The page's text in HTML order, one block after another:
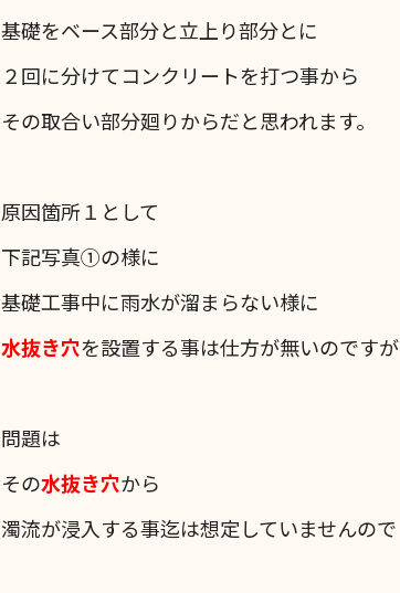
基礎をベース部分と立上り部分とに
２回に分けてコンクリートを打つ事から
その取合い部分廻りからだと思われます。
原因箇所１として
下記写真①の様に
基礎工事中に雨水が溜まらない様に
水抜き穴を設置する事は仕方が無いのですが
問題は
その水抜き穴から
濁流が浸入する事迄は想定していませんので